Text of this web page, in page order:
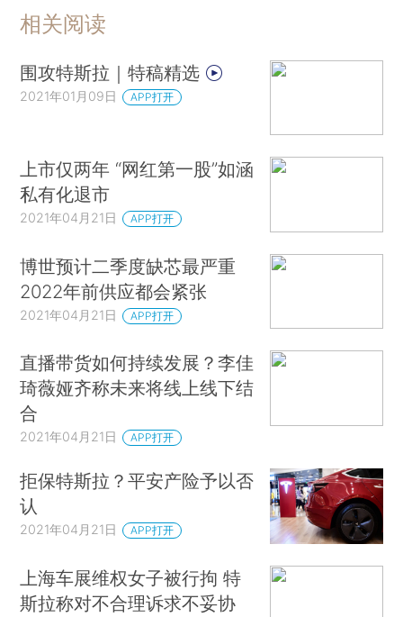
相关阅读
围攻特斯拉｜特稿精选
2021年01月09日 APP打开
上市仅两年 “网红第一股”如涵
私有化退市
2021年04月21日 APP打开
博世预计二季度缺芯最严重
2022年前供应都会紧张
2021年04月21日 APP打开
直播带货如何持续发展？李佳
琦薇娅齐称未来将线上线下结
合
2021年04月21日 APP打开
拒保特斯拉？平安产险予以否
认
2021年04月21日 APP打开
上海车展维权女子被行拘 特
斯拉称对不合理诉求不妥协